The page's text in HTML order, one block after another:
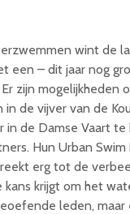
wint de
een – dit jaar nog
zijn mogelijkheden
de vijver van de
de Damse Vaart te
Hun Urban Swim
erg tot de
krijgt om het
leden, maar